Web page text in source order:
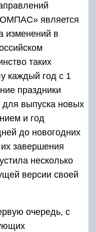
является
изменений в
таких
каждый год с 1
праздники
выпуска новых
и год
до новогодних
завершения
несколько
версии своей
очередь, с